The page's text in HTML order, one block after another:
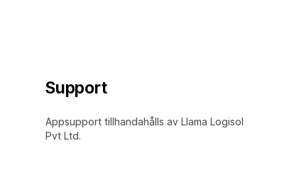
Support
Appsupport tillhandahålls av Llama Logisol
Pvt Ltd.